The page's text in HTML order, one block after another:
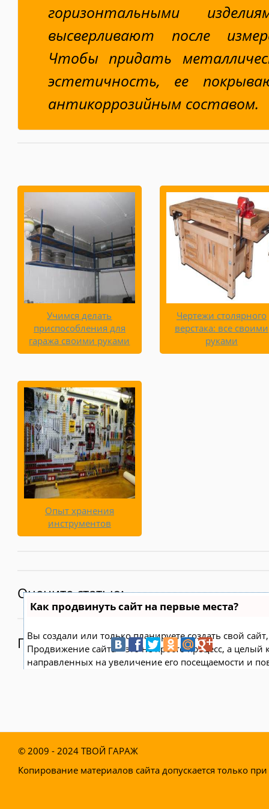
горизонтальными
высверливают после
Чтобы придать
эстетичность, ее
антикоррозийным составом.
Учимся делать
приспособления для
гаража своими руками
Чертежи столярного
верстака: все своими
руками
Опыт хранения
инструментов
Оцените статью:
Как продвинуть сайт на первые места?
Вы создали или только планируете создать свой
Продвижение сайта – это не просто процесс, а
направленных на увеличение его посещаемости и
появляются уже в течение первых 7 дней. Если ни
Топ10 за месяц, то вSeoHammerза бустервернут
Поделитесь:
© 2009 - 2024 ТВОЙ ГАРАЖ
Копирование материалов сайта допускается только